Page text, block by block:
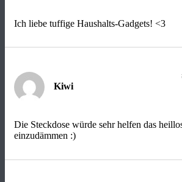
Ich liebe tuffige Haushalts-Gadgets! <3
Kiwi
Die Steckdose würde sehr helfen das
einzudämmen :)